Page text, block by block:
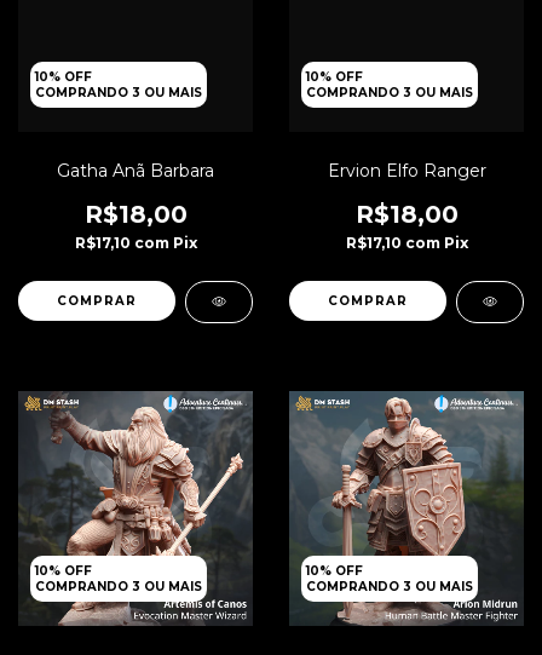
10% OFF
COMPRANDO 3 OU MAIS
Gatha Anã Barbara
R$18,00
R$17,10 com Pix
10% OFF
COMPRANDO 3 OU MAIS
Ervion Elfo Ranger
R$18,00
R$17,10 com Pix
10% OFF
COMPRANDO 3 OU MAIS
10% OFF
COMPRANDO 3 OU MAIS